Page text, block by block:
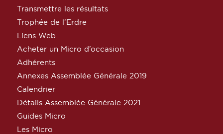
Transmettre les résultats
Trophée de l’Erdre
Liens Web
Acheter un Micro d’occasion
Adhérents
Annexes Assemblée Générale 2019
Calendrier
Détails Assemblée Générale 2021
Guides Micro
Les Micro